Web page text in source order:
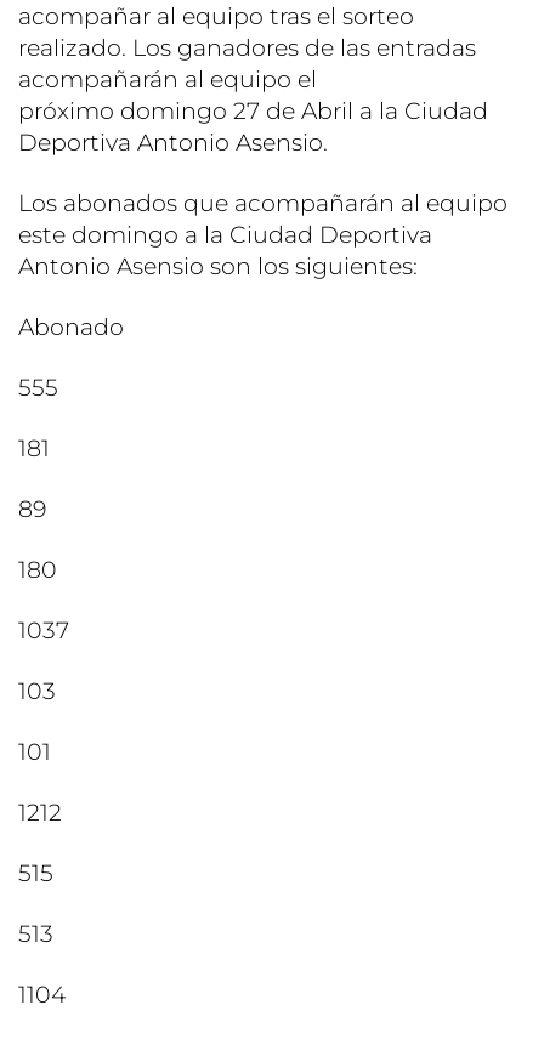
acompañar al equipo tras el sorteo
realizado. Los ganadores de las entradas
acompañarán al equipo el
próximo domingo 27 de Abril a la Ciudad
Deportiva Antonio Asensio.
Los abonados que acompañarán al equipo
este domingo a la Ciudad Deportiva
Antonio Asensio son los siguientes:
Abonado
555
181
89
180
1037
103
101
1212
515
513
1104